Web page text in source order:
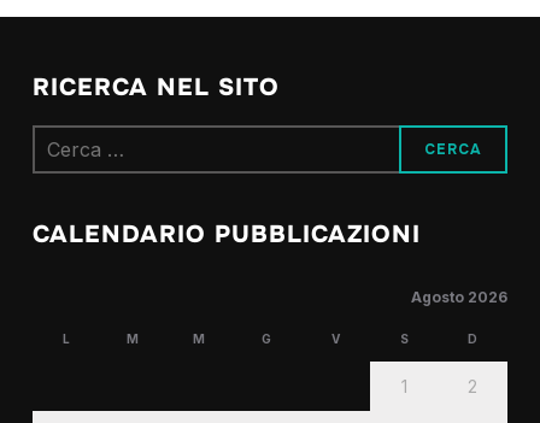
RICERCA NEL SITO
Ricerca
per:
CALENDARIO PUBBLICAZIONI
Agosto 2026
L M M G V S D
1 2